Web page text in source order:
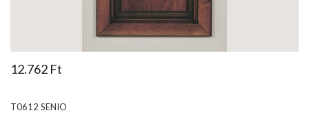
12.762 Ft
T0612 SENIO